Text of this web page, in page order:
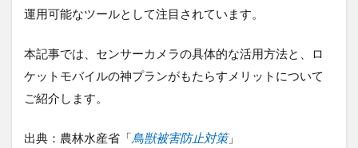
運用可能なツールとして注目されています。
本記事では、センサーカメラの具体的な活用方法と、ロ
ケットモバイルの神プランがもたらすメリットについて
ご紹介します。
出典：農林水産省「鳥獣被害防止対策」